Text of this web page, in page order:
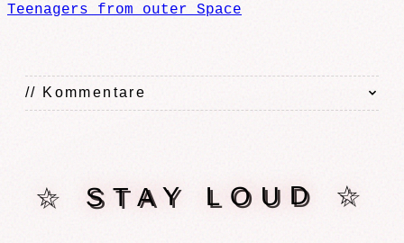
Teenagers from outer Space
// Kommentare
☆ STAY LOUD ☆